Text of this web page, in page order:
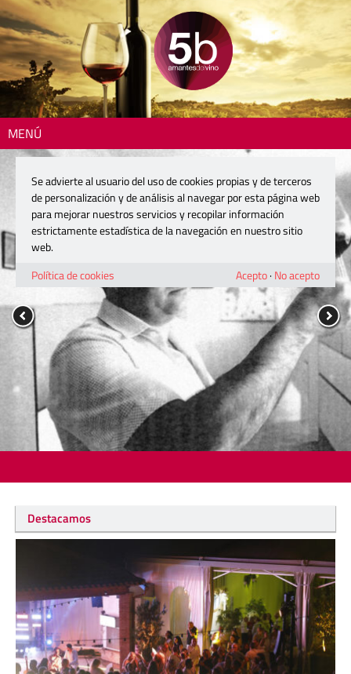
MENÚ
Destacamos
Se advierte al usuario del uso de cookies propias y de terceros
de personalización y de análisis al navegar por esta página web
para mejorar nuestros servicios y recopilar información
estrictamente estadística de la navegación en nuestro sitio
web.
Política de cookies
Acepto· No acepto